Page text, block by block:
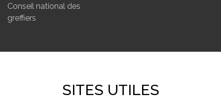
Conseil national des
greffiers
SITES UTILES